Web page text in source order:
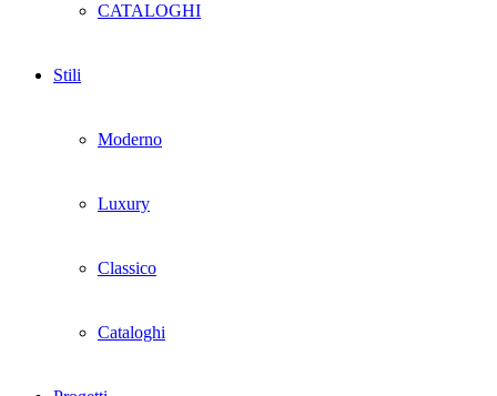
CATALOGHI
Stili
Moderno
Luxury
Classico
Cataloghi